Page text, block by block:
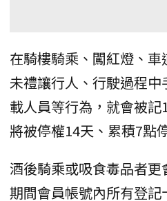
在騎樓騎乘、闖紅燈、
未禮讓行人、行駛過程
載人員等行為，就會被
將被停權14天、累積7點
酒後騎乘或吸食毒品者
期間會員帳號內所有登